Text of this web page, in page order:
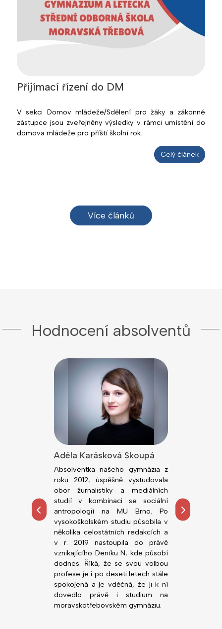
Přijímací řízení do DM
V sekci Domov mládeže/Sdělení pro žáky a zákonné
zástupce jsou zveřejněny výsledky v rámci umístění do
domova mládeže pro příští školní rok.
Celý článek
Více článků
Hodnocení absolventů
zejména
prostor.
Adéla Karásková Skoupá
Absolventka našeho gymnázia z
roku 2012, úspěšně vystudovala
obor žurnalistiky a mediálních
studií v kombinaci se sociální
antropologií na MU Brno. Po
vysokoškolském studiu působila v
několika celostátních redakcích a
v r. 2019 nastoupila do právě
vznikajícího Deníku N, kde působí
dodnes. Říká, že se svou volbou
profese je i po deseti letech stále
spokojená a je vděčná, že ji k ní
dovedlo právě i studium na
moravskotřebovském gymnáziu.
Lékařské
Palackého.
působí